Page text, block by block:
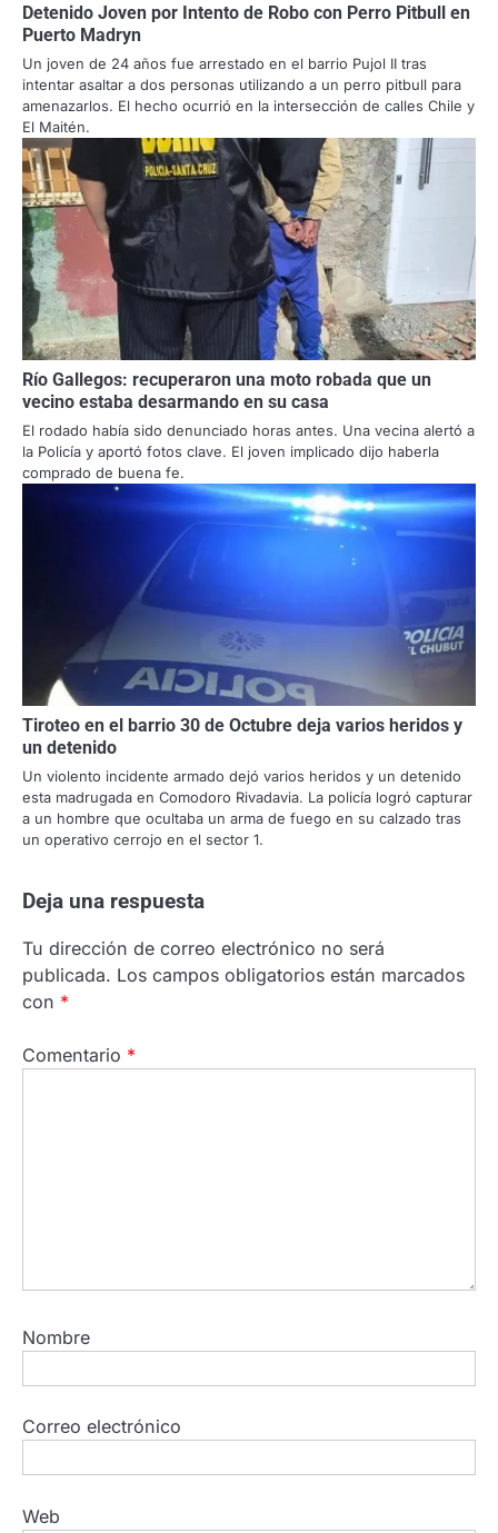
Detenido Joven por Intento de Robo con Perro Pitbull en
Puerto Madryn
Un joven de 24 años fue arrestado en el barrio Pujol II tras
intentar asaltar a dos personas utilizando a un perro pitbull para
amenazarlos. El hecho ocurrió en la intersección de calles Chile y
El Maitén.
Río Gallegos: recuperaron una moto robada que un
vecino estaba desarmando en su casa
El rodado había sido denunciado horas antes. Una vecina alertó a
la Policía y aportó fotos clave. El joven implicado dijo haberla
comprado de buena fe.
Tiroteo en el barrio 30 de Octubre deja varios heridos y
un detenido
Un violento incidente armado dejó varios heridos y un detenido
esta madrugada en Comodoro Rivadavia. La policía logró capturar
a un hombre que ocultaba un arma de fuego en su calzado tras
un operativo cerrojo en el sector 1.
Deja una respuesta
Tu dirección de correo electrónico no será
publicada. Los campos obligatorios están marcados
con *
Comentario *
Nombre
Correo electrónico
Web